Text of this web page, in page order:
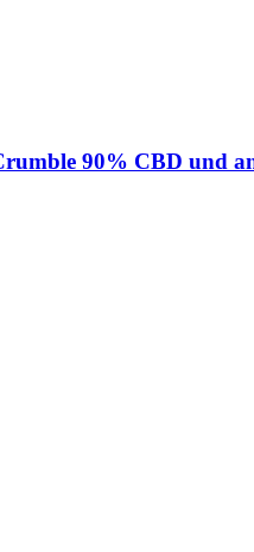
90% CBD und